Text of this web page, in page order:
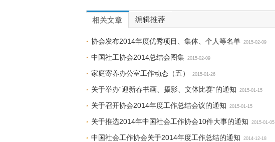
相关文章 编辑推荐
协会发布2014年度优秀项目、集体、个人等名单 2015-02-09
中国社工协会2014总结会图集 2015-02-09
家庭寄养办公室工作动态（五） 2015-01-26
关于举办“迎新春书画、摄影、文体比赛”的通知 2015-01-15
关于召开协会2014年度工作总结会议的通知 2015-01-15
关于推选2014年中国社会工作协会10件大事的通知 2015-01-05
中国社会工作协会关于2014年度工作总结的通知 2014-12-18